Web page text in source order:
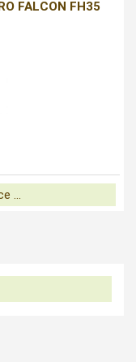
FALCON FH35
...